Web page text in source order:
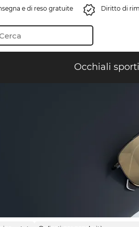
e di reso gratuite Diritto di
Occhiali